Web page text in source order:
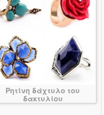
Ρητίνη δάχτυλο του
δακτυλίου